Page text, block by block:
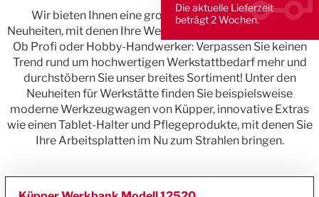
Die aktuelle Lieferzeit
beträgt 2 Wochen.
Wir bieten Ihnen eine große Auswahl spannender
Neuheiten, mit denen Ihre Werkstatt zur Bestform aufläuft.
Ob Profi oder Hobby-Handwerker: Verpassen Sie keinen
Trend rund um hochwertigen Werkstattbedarf mehr und
durchstöbern Sie unser breites Sortiment! Unter den
Neuheiten für Werkstätte finden Sie beispielsweise
moderne Werkzeugwagen von Küpper, innovative Extras
wie einen Tablet-Halter und Pflegeprodukte, mit denen Sie
Ihre Arbeitsplatten im Nu zum Strahlen bringen.